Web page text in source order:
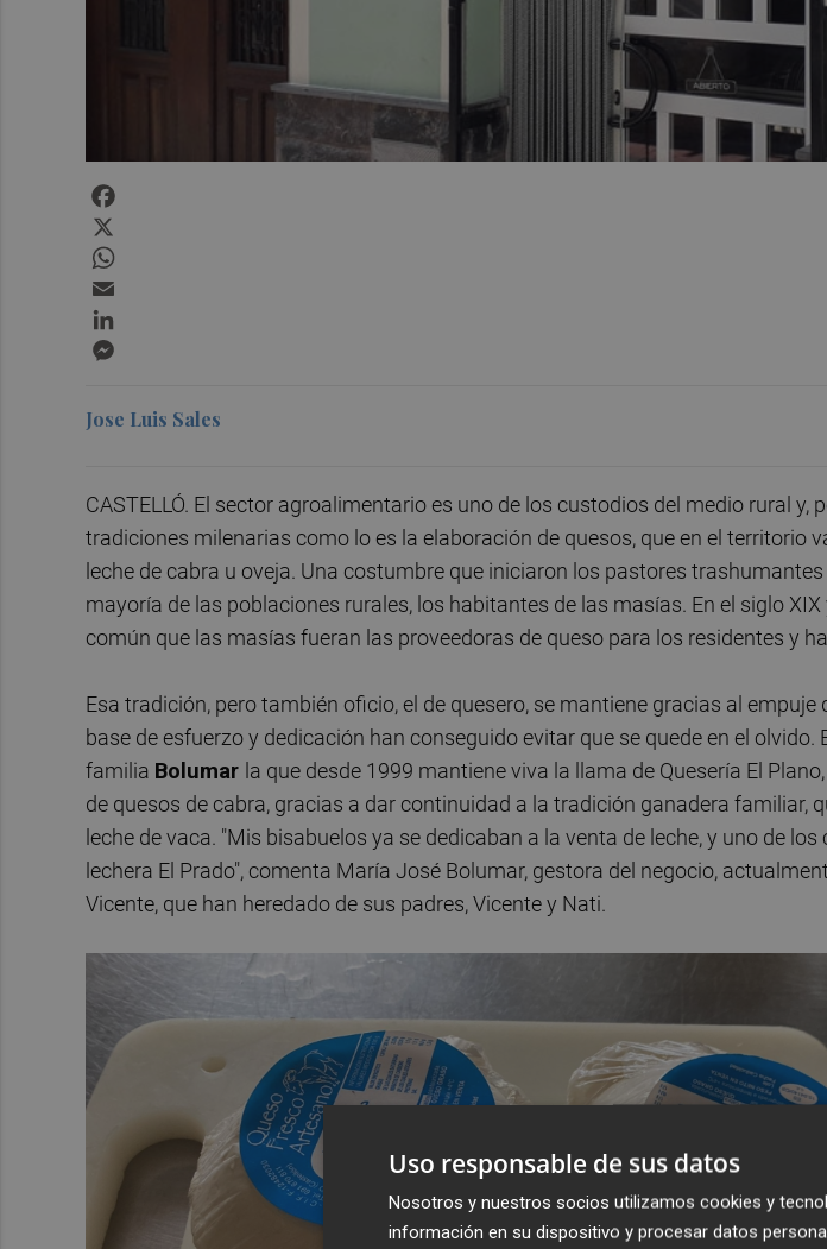
Jose Luis Sales
CASTELLÓ. El sector agroalimentario es uno de los custodios del medio rural y,
tradiciones milenarias como lo es la elaboración de quesos, que en el territorio
leche de cabra u oveja. Una costumbre que iniciaron los pastores
mayoría de las poblaciones rurales, los habitantes de las masías. En el siglo
común que las masías fueran las proveedoras de queso para los residentes y
Esa tradición, pero también oficio, el de quesero, se mantiene gracias al empuje
base de esfuerzo y dedicación han conseguido evitar que se quede en el olvido.
familia Bolumar la que desde 1999 mantiene viva la llama de Quesería El
de quesos de cabra, gracias a dar continuidad a la tradición ganadera familiar,
leche de vaca. "Mis bisabuelos ya se dedicaban a la venta de leche, y uno de
lechera El Prado", comenta María José Bolumar, gestora del negocio,
Vicente, que han heredado de sus padres, Vicente y Nati.
Uso responsable de sus datos
Nosotros y nuestros socios utilizamos cookies y
información en su dispositivo y procesar datos